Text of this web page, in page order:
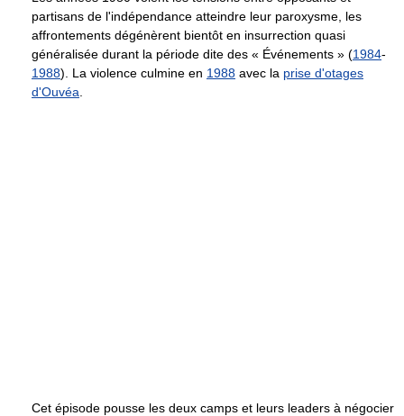
partisans de l'indépendance atteindre leur paroxysme, les
affrontements dégénèrent bientôt en insurrection quasi
généralisée durant la période dite des « Événements » (1984-
1988). La violence culmine en 1988 avec la prise d'otages
d'Ouvéa
Cet épisode pousse les deux camps et leurs leaders à négocier